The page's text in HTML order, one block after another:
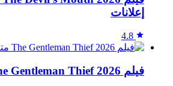
إعلانات
4.8
فيلم The Gentleman Thief 2026 مترجم اون لاين